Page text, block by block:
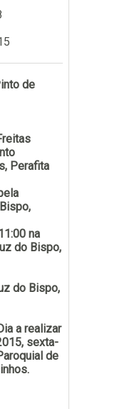
de
Perafita
na
do Bispo,
do Bispo,
a realizar
sexta-
de